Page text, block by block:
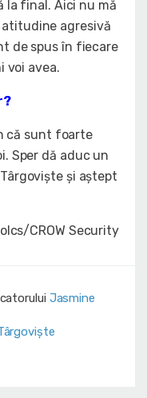
la final. Aici nu mă
agresivă
de spus în fiecare
voi avea.
că sunt foarte
Sper dă aduc un
și aștept
CROW Security
Jasmine